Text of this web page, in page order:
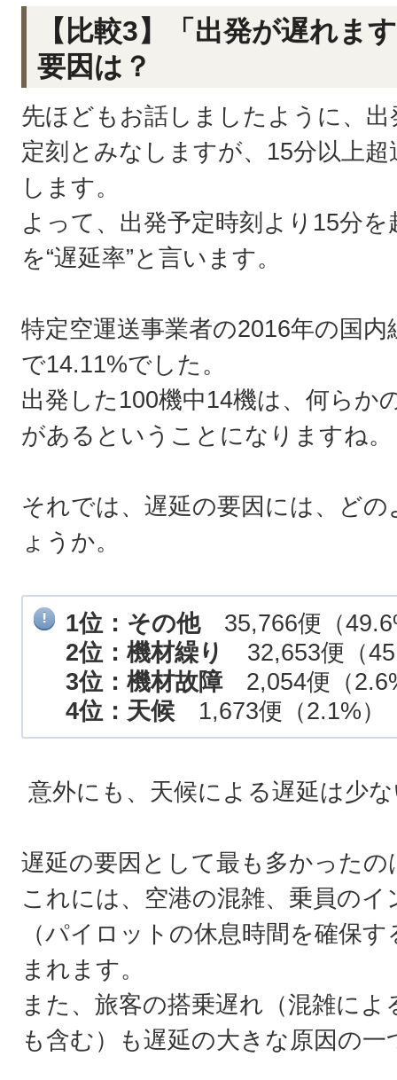
【比較3】「出発が遅れま
要因は？
先ほどもお話しましたように、
定刻とみなしますが、15分以上
します。
よって、出発予定時刻より15分
を“遅延率”と言います。
特定空運送事業者の2016年の国
で14.11%でした。
出発した100機中14機は、何らか
があるということになりますね。
それでは、遅延の要因には、ど
ょうか。
1位：その他35,766便（
2位：機材繰り
32,653便（
3位：機材故障2,054便（
4位：天候 1,673便（2.1%）
意外にも、天候による遅延は少
遅延の要因として最も多かった
これには、空港の混雑、乗員の
（パイロットの休息時間を確保
まれます。
また、旅客の搭乗遅れ（混雑に
も含む）も遅延の大きな原因の